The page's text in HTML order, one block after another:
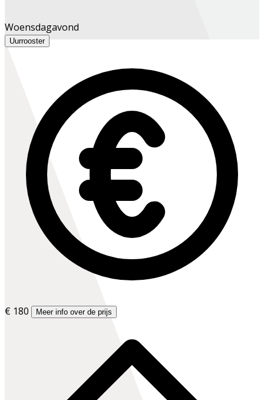
Woensdagavond
Uurrooster
€ 180 Meer info over de prijs